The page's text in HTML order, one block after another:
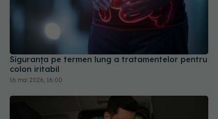
Siguranța pe termen lung a tratamentelor pentru
colon iritabil
16 mai 2026, 16:00